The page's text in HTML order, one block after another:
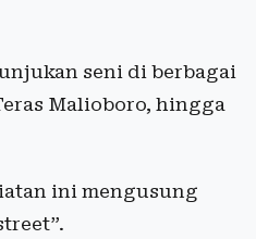
seni di berbagai
Malioboro, hingga
ini mengusung